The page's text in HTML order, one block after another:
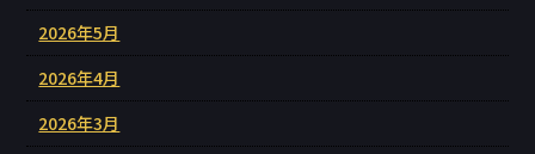
2026年5月
2026年4月
2026年3月